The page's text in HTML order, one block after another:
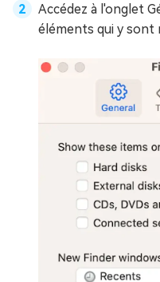
Accédez à l'onglet
éléments qui y sont